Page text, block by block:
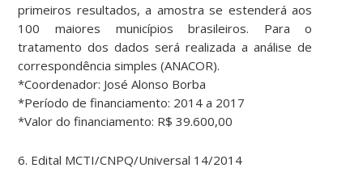
primeiros resultados, a amostra se estenderá aos
100 maiores municípios brasileiros. Para o
tratamento dos dados será realizada a análise de
correspondência simples (ANACOR).
*Coordenador: José Alonso Borba
*Período de financiamento: 2014 a 2017
*Valor do financiamento: R$ 39.600,00
6. Edital MCTI/CNPQ/Universal 14/2014